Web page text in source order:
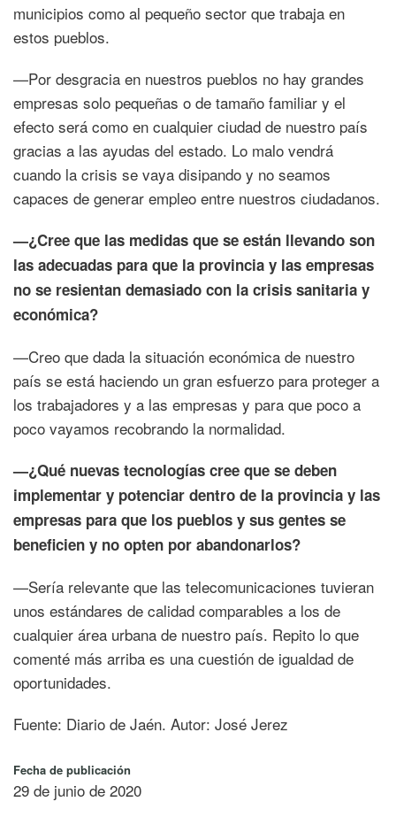
municipios como al pequeño sector que trabaja en
estos pueblos.
—Por desgracia en nuestros pueblos no hay grandes
empresas solo pequeñas o de tamaño familiar y el
efecto será como en cualquier ciudad de nuestro país
gracias a las ayudas del estado. Lo malo vendrá
cuando la crisis se vaya disipando y no seamos
capaces de generar empleo entre nuestros ciudadanos.
—¿Cree que las medidas que se están llevando son
las adecuadas para que la provincia y las empresas
no se resientan demasiado con la crisis sanitaria y
económica?
—Creo que dada la situación económica de nuestro
país se está haciendo un gran esfuerzo para proteger a
los trabajadores y a las empresas y para que poco a
poco vayamos recobrando la normalidad.
—¿Qué nuevas tecnologías cree que se deben
implementar y potenciar dentro de la provincia y las
empresas para que los pueblos y sus gentes se
beneficien y no opten por abandonarlos?
—Sería relevante que las telecomunicaciones tuvieran
unos estándares de calidad comparables a los de
cualquier área urbana de nuestro país. Repito lo que
comenté más arriba es una cuestión de igualdad de
oportunidades.
Fuente: Diario de Jaén. Autor: José Jerez
Fecha de publicación
29 de junio de 2020